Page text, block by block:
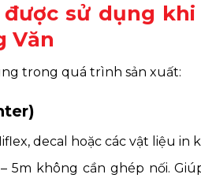
sử dụng khi
Văn
trong quá trình sản xuất:
decal hoặc các vật liệu in
5m không cần ghép nối.